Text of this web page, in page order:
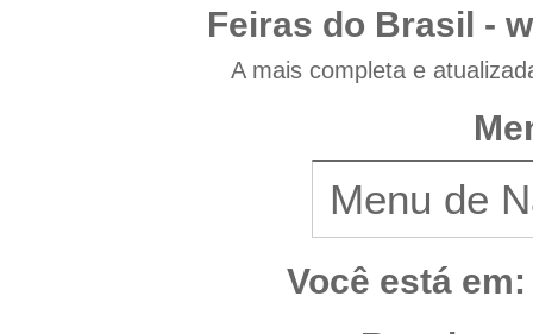
Feiras do Brasil -
A mais completa e
Você está em: